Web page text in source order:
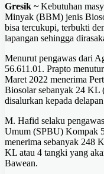
Gresik ~Kebutuhan
Minyak (BBM) jenis
bisa tercukupi, terbukti
lapangan sehingga
Menurut pengawas dari
56.611.01. Prapto
Maret 2022 menerima
Biosolar sebanyak 24 KL
disalurkan kepada
M. Hafid selaku
Umum (SPBU) Kompak
menerima sebanyak 248
KL atau 4 tangki yang
Bawean.